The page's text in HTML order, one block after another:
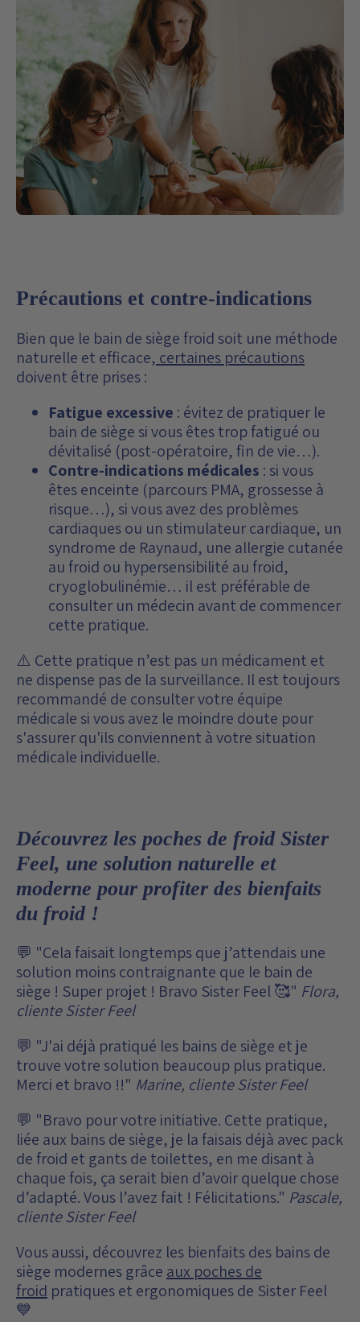
Précautions et contre-indications
Bien que le bain de siège froid soit une méthode
naturelle et efficace, certaines précautions
doivent être prises :
Fatigue excessive : évitez de pratiquer le
bain de siège si vous êtes trop fatigué ou
dévitalisé (post-opératoire, fin de vie…).
Contre-indications médicales : si vous
êtes enceinte (parcours PMA, grossesse à
risque…), si vous avez des problèmes
cardiaques ou un stimulateur cardiaque, un
syndrome de Raynaud, une allergie cutanée
au froid ou hypersensibilité au froid,
cryoglobulinémie… il est préférable de
consulter un médecin avant de commencer
cette pratique.
⚠️ Cette pratique n’est pas un médicament et
ne dispense pas de la surveillance. Il est toujours
recommandé de consulter votre équipe
médicale si vous avez le moindre doute pour
s'assurer qu'ils conviennent à votre situation
médicale individuelle.
Découvrez les poches de froid Sister
Feel, une solution naturelle et
moderne pour profiter des bienfaits
du froid !
💬 "Cela faisait longtemps que j’attendais une
solution moins contraignante que le bain de
siège ! Super projet ! Bravo Sister Feel 🥰" Flora,
cliente Sister Feel
💬 "J'ai déjà pratiqué les bains de siège et je
trouve votre solution beaucoup plus pratique.
Merci et bravo !!" Marine, cliente Sister Feel
💬 "Bravo pour votre initiative. Cette pratique,
liée aux bains de siège, je la faisais déjà avec pack
de froid et gants de toilettes, en me disant à
chaque fois, ça serait bien d’avoir quelque chose
d’adapté. Vous l’avez fait ! Félicitations." Pascale,
cliente Sister Feel
Vous aussi, découvrez les bienfaits des bains de
siège modernes grâce aux poches de
froid pratiques et ergonomiques de Sister Feel
💙